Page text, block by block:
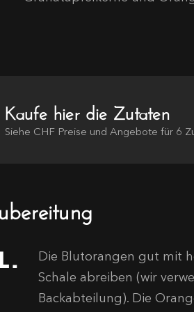
Kaufe hier die Zutaten
Siehe CHF Preise und Angebote für 6
Die Blutorangen gut mit
Schale abreiben (wir
Backabteilung). Die